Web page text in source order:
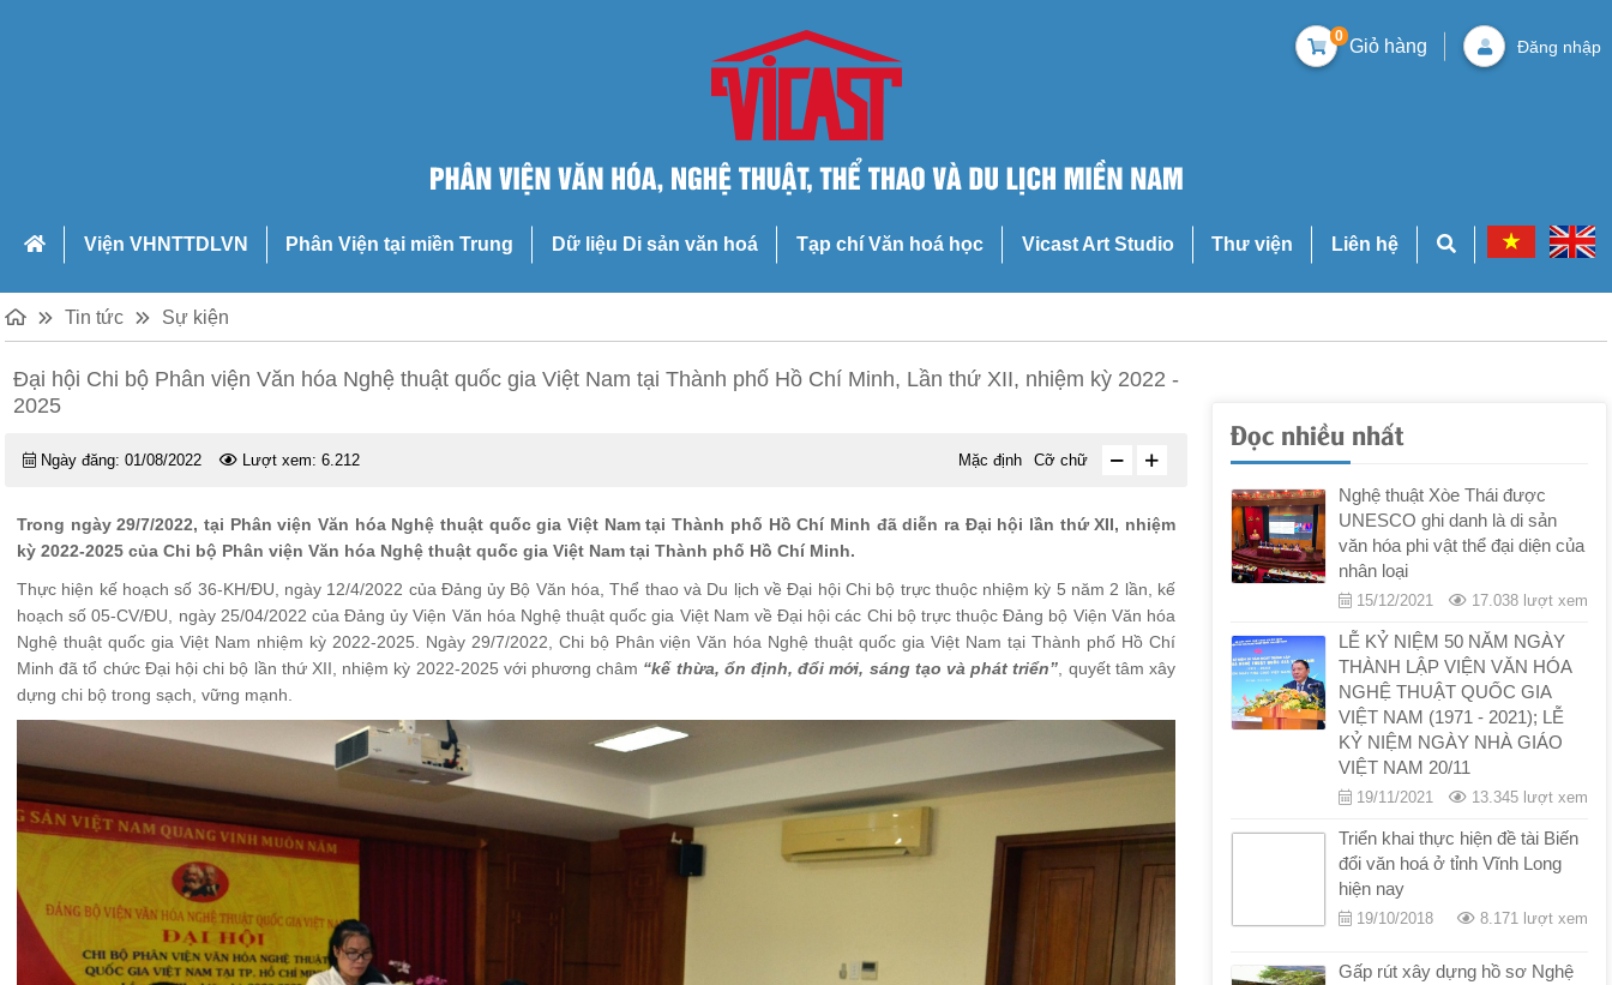
0 Giỏ hàng Đăng nhập
Viện VHNTTDLVN Phân Viện tại miền Trung Dữ liệu Di sản văn hoá Tạp chí Văn hoá học Vicast Art Studio Thư viện Liên hệ
Tin tức Sự kiện
Đại hội Chi bộ Phân viện Văn hóa Nghệ thuật quốc gia Việt Nam tại Thành phố Hồ Chí Minh, Lần thứ XII, nhiệm kỳ 2022 -
2025
Ngày đăng: 01/08/2022 Lượt xem: 6.212 Mặc định Cỡ chữ
Trong ngày 29/7/2022, tại Phân viện Văn hóa Nghệ thuật quốc gia Việt Nam tại Thành phố Hồ Chí Minh đã diễn ra Đại hội lần thứ XII, nhiệm
kỳ 2022-2025 của Chi bộ Phân viện Văn hóa Nghệ thuật quốc gia Việt Nam tại Thành phố Hồ Chí Minh.
Thực hiện kế hoạch số 36-KH/ĐU, ngày 12/4/2022 của Đảng ủy Bộ Văn hóa, Thể thao và Du lịch về Đại hội Chi bộ trực thuộc nhiệm kỳ 5 năm 2 lần, kế
hoạch số 05-CV/ĐU, ngày 25/04/2022 của Đảng ủy Viện Văn hóa Nghệ thuật quốc gia Việt Nam về Đại hội các Chi bộ trực thuộc Đảng bộ Viện Văn hóa
Nghệ thuật quốc gia Việt Nam nhiệm kỳ 2022-2025. Ngày 29/7/2022, Chi bộ Phân viện Văn hóa Nghệ thuật quốc gia Việt Nam tại Thành phố Hồ Chí
Minh đã tổ chức Đại hội chi bộ lần thứ XII, nhiệm kỳ 2022-2025 với phương châm “kế thừa, ổn định, đổi mới, sáng tạo và phát triển” , quyết tâm xây
dựng chi bộ trong sạch, vững mạnh.
Đọc nhiều nhất
Nghệ thuật Xòe Thái được
UNESCO ghi danh là di sản
văn hóa phi vật thể đại diện của
nhân loại
15/12/2021 17.038 lượt xem
LỄ KỶ NIỆM 50 NĂM NGÀY
THÀNH LẬP VIỆN VĂN HÓA
NGHỆ THUẬT QUỐC GIA
VIỆT NAM (1971 - 2021); LỄ
KỶ NIỆM NGÀY NHÀ GIÁO
VIỆT NAM 20/11
19/11/2021 13.345 lượt xem
Triển khai thực hiện đề tài Biến
đổi văn hoá ở tỉnh Vĩnh Long
hiện nay
19/10/2018 8.171 lượt xem
Gấp rút xây dựng hồ sơ Nghệ